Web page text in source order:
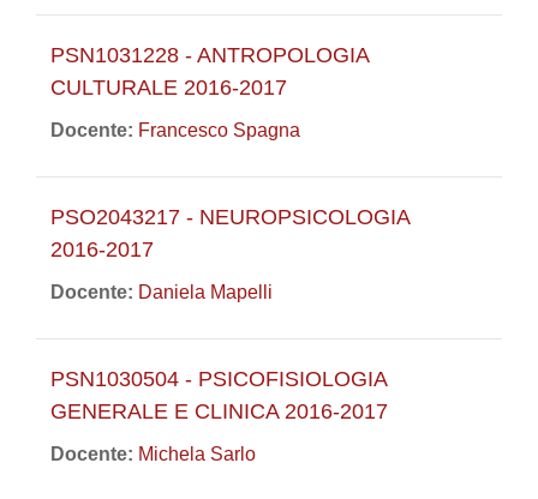
PSN1031228 - ANTROPOLOGIA
CULTURALE 2016-2017
Docente: Francesco Spagna
PSO2043217 - NEUROPSICOLOGIA
2016-2017
Docente: Daniela Mapelli
PSN1030504 - PSICOFISIOLOGIA
GENERALE E CLINICA 2016-2017
Docente: Michela Sarlo